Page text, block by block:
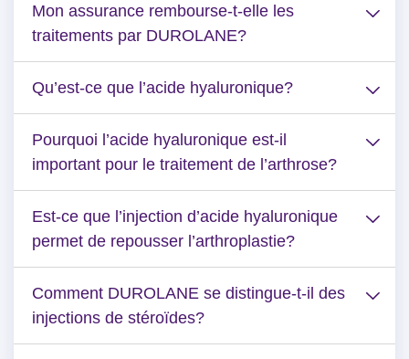
Mon assurance rembourse-t-elle les
traitements par DUROLANE?
Qu’est-ce que l’acide hyaluronique?
Pourquoi l’acide hyaluronique est-il
important pour le traitement de l’arthrose?
Est-ce que l’injection d’acide hyaluronique
permet de repousser l’arthroplastie?
Comment DUROLANE se distingue-t-il des
injections de stéroïdes?